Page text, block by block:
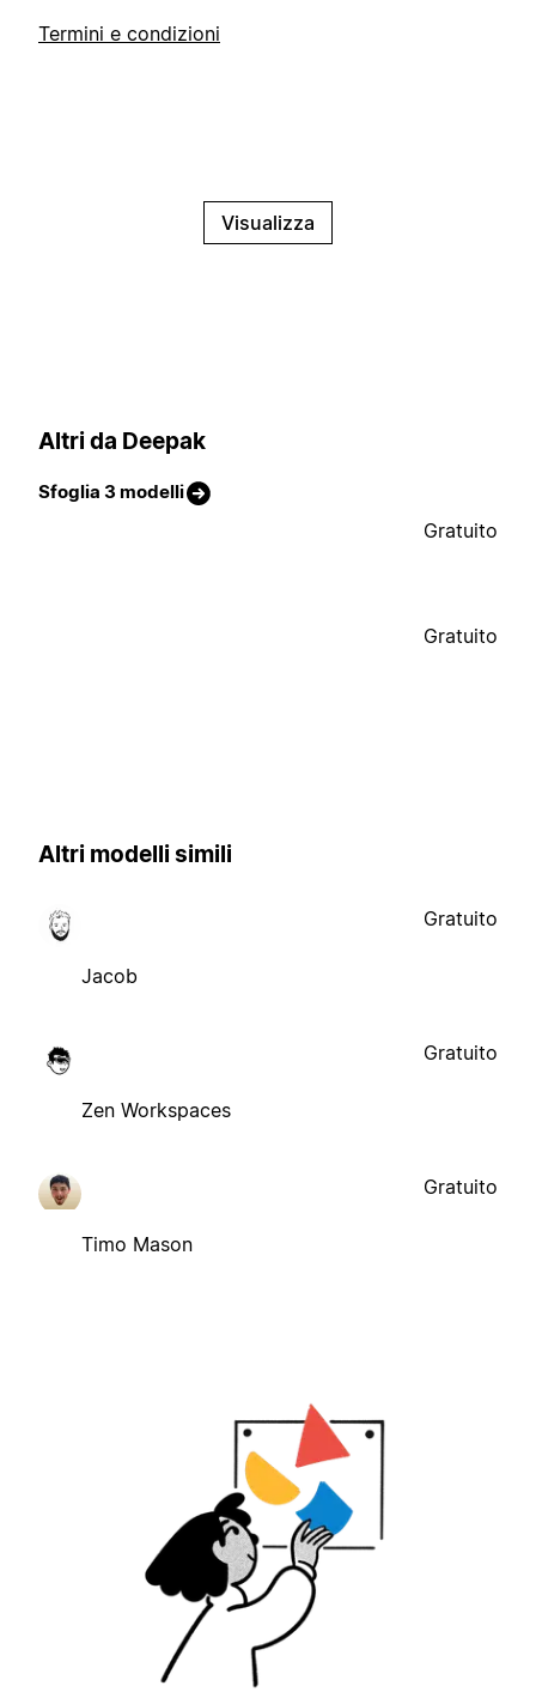
Termini e condizioni
Visualizza
Altri da Deepak
Sfoglia 3 modelli
Gratuito
Gratuito
Altri modelli simili
Jacob
Gratuito
Zen Workspaces
Gratuito
Timo Mason
Gratuito